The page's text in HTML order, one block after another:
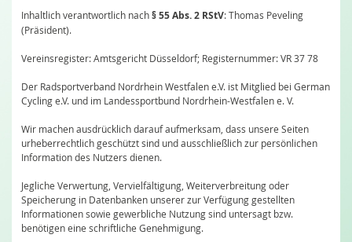
Inhaltlich verantwortlich nach§ 55 Abs. 2 RStV: Thomas Peveling
(Präsident).
Vereinsregister: Amtsgericht Düsseldorf; Registernummer: VR 37 78
Der Radsportverband Nordrhein Westfalen e.V. ist Mitglied bei German
Cycling e.V. und im Landessportbund Nordrhein-Westfalen e. V.
Wir machen ausdrücklich darauf aufmerksam, dass unsere Seiten
urheberrechtlich geschützt sind und ausschließlich zur persönlichen
Information des Nutzers dienen.
Jegliche Verwertung, Vervielfältigung, Weiterverbreitung oder
Speicherung in Datenbanken unserer zur Verfügung gestellten
Informationen sowie gewerbliche Nutzung sind untersagt bzw.
benötigen eine schriftliche Genehmigung.